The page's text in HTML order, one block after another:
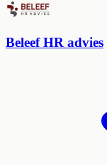
Beleef HR advies